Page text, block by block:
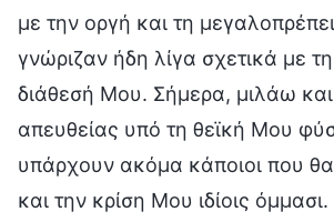
με την οργή και τη
γνώριζαν ήδη λίγα σχετικά με
διάθεσή Μου. Σήμερα, μιλάω
απευθείας υπό τη θεϊκή Μου
υπάρχουν ακόμα κάποιοι που
και την κρίση Μου ιδίοις